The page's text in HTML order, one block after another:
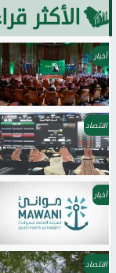
الأكثر
أخبار
اقتصاد
أخبار
اقتصاد